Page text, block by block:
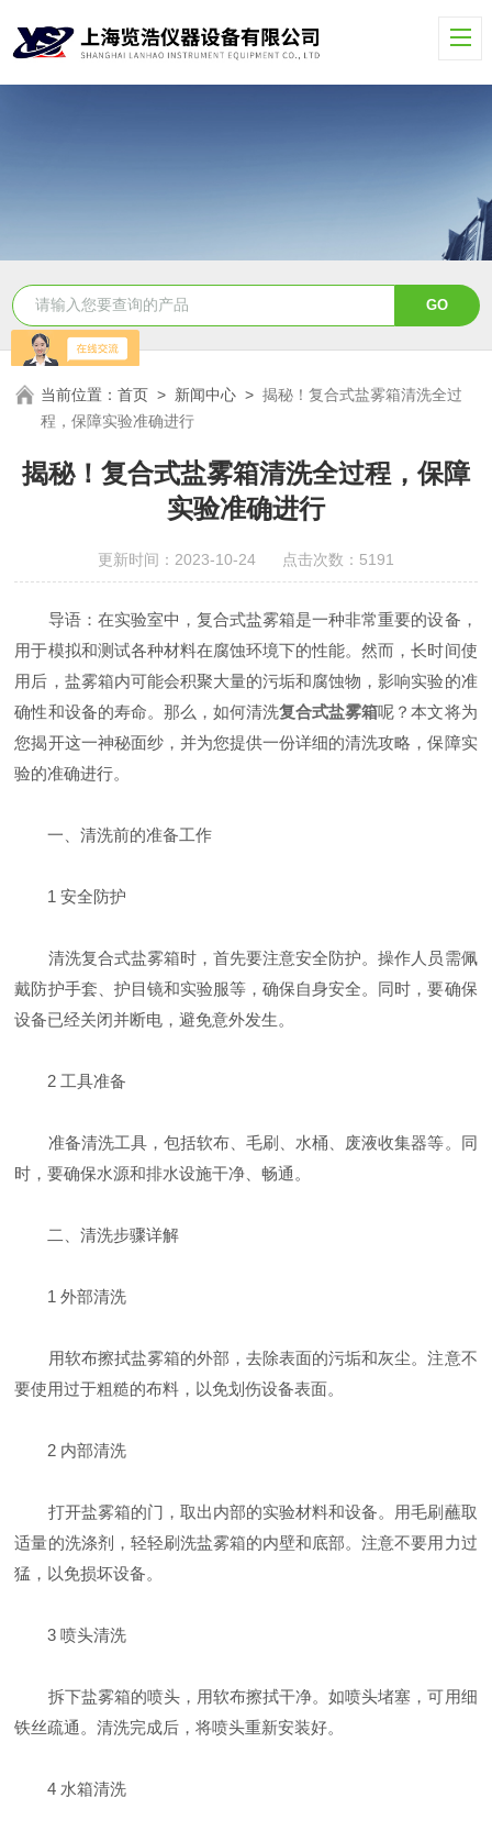
当前位置：首页 > 新闻中心 >揭秘！复合式盐雾箱清洗全过
程，保障实验准确进行
揭秘！复合式盐雾箱清洗全过程，保障
实验准确进行
更新时间：2023-10-24 点击次数：5191
导语：在实验室中，复合式盐雾箱是一种非常重要的设备，
用于模拟和测试各种材料在腐蚀环境下的性能。然而，长时间使
用后，盐雾箱内可能会积聚大量的污垢和腐蚀物，影响实验的准
确性和设备的寿命。那么，如何清洗复合式盐雾箱呢？本文将为
您揭开这一神秘面纱，并为您提供一份详细的清洗攻略，保障实
验的准确进行。
一、清洗前的准备工作
1 安全防护
清洗复合式盐雾箱时，首先要注意安全防护。操作人员需佩
戴防护手套、护目镜和实验服等，确保自身安全。同时，要确保
设备已经关闭并断电，避免意外发生。
2 工具准备
准备清洗工具，包括软布、毛刷、水桶、废液收集器等。同
时，要确保水源和排水设施干净、畅通。
二、清洗步骤详解
1 外部清洗
用软布擦拭盐雾箱的外部，去除表面的污垢和灰尘。注意不
要使用过于粗糙的布料，以免划伤设备表面。
2 内部清洗
打开盐雾箱的门，取出内部的实验材料和设备。用毛刷蘸取
适量的洗涤剂，轻轻刷洗盐雾箱的内壁和底部。注意不要用力过
猛，以免损坏设备。
3 喷头清洗
拆下盐雾箱的喷头，用软布擦拭干净。如喷头堵塞，可用细
铁丝疏通。清洗完成后，将喷头重新安装好。
4 水箱清洗